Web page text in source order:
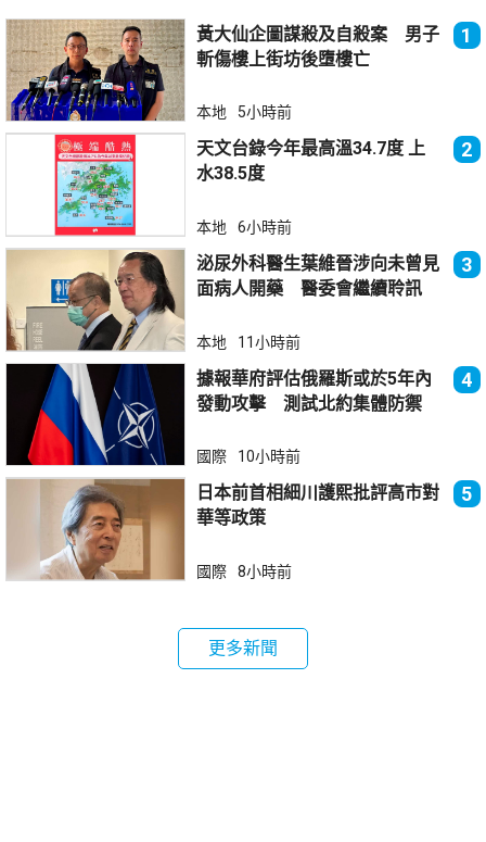
黃大仙企圖謀殺及自殺案 男子
斬傷樓上街坊後墮樓亡
1
本地 5小時前
天文台錄今年最高溫34.7度 上
水38.5度
2
本地 6小時前
泌尿外科醫生葉維晉涉向未曾見
面病人開藥 醫委會繼續聆訊
3
本地 11小時前
據報華府評估俄羅斯或於5年內
發動攻擊 測試北約集體防禦
4
國際 10小時前
日本前首相細川護熙批評高市對
華等政策
5
國際 8小時前
更多新聞